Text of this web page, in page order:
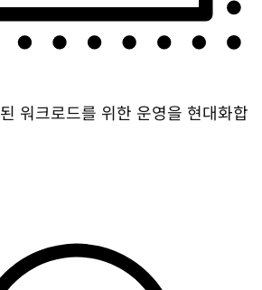
워크로드를 위한 운영을 현대화합